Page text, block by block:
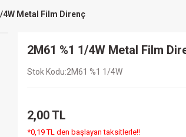
4W Metal Film Direnç
2M61 %1 1/4W Metal Film
Stok Kodu 2M61 %1 1/4W
2,00 TL
*0,19 TL den başlayan taksitlerle!!